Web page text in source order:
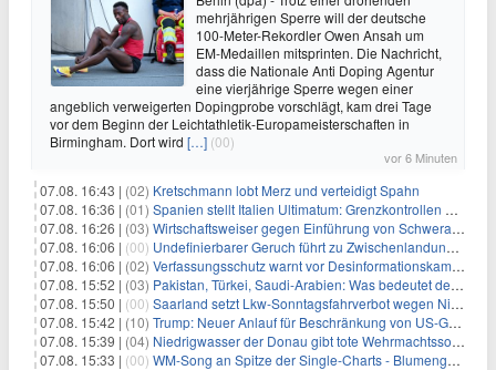
mehrjährigen Sperre will der deutsche
100-Meter-Rekordler Owen Ansah um
EM-Medaillen mitsprinten. Die Nachricht,
dass die Nationale Anti Doping Agentur
eine vierjährige Sperre wegen einer
angeblich verweigerten Dopingprobe vorschlägt, kam drei Tage
vor dem Beginn der Leichtathletik-Europameisterschaften in
Birmingham. Dort wird […] (00)
vor 6 Minuten
07.08. 16:43 | (02) Kretschmann lobt Merz und verteidigt Spahn
07.08. 16:36 | (01) Spanien stellt Italien Ultimatum: Grenzkontrollen beenden
07.08. 16:26 | (03) Wirtschaftsweiser gegen Einführung von Schwerarbeiter-Rente
07.08. 16:06 | (00) Undefinierbarer Geruch führt zu Zwischenlandung von Flieger
07.08. 16:06 | (02) Verfassungsschutz warnt vor Desinformationskampagne gegen Merz
07.08. 15:52 | (03) Pakistan, Türkei, Saudi-Arabien: Was bedeutet der neue Pakt?
07.08. 15:50 | (00) Saarland setzt Lkw-Sonntagsfahrverbot wegen Niedrigwasser aus
07.08. 15:42 | (10) Trump: Neuer Anlauf für Beschränkung von US-Geburtsrecht
07.08. 15:39 | (04) Niedrigwasser der Donau gibt tote Wehrmachtssoldaten frei
07.08. 15:33 | (00) WM-Song an Spitze der Single-Charts - Blumengarten auf Platz zwei